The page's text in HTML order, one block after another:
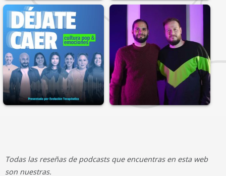
Todas las reseñas de podcasts que encuentras en esta web
son nuestras.